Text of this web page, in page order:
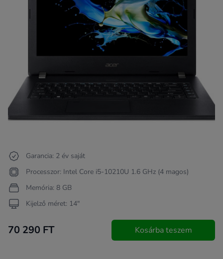
Garancia: 2 év saját
Processzor: Intel Core i5-10210U 1.6 GHz (4 magos)
Memória: 8 GB
Kijelző méret: 14"
70 290 FT Kosárba teszem